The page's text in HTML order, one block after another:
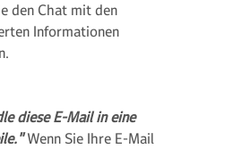
den Chat mit den
Informationen
diese E-Mail in eine
Wenn Sie Ihre E-Mail